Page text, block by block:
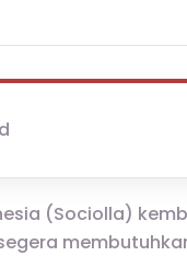
(Sociolla)